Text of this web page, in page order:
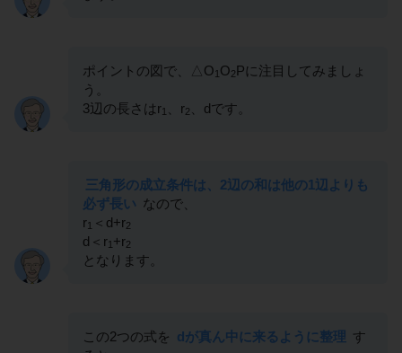
ポイントの図で、△O1 O2Pに注目してみましょ
う。
3辺の長さはr1 、r2 、dです。
三角形の成立条件は、2辺の和は他の1辺よりも
必ず長い なので、
r1 ＜d+r2
d＜r1 +r2
となります。
この2つの式を dが真ん中に来るように整理 す